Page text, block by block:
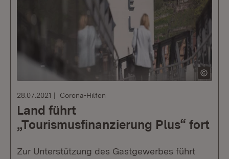
28.07.2021 Corona-Hilfen
Land führt
„Tourismusfinanzierung Plus“ fort
Zur Unterstützung des Gastgewerbes führt